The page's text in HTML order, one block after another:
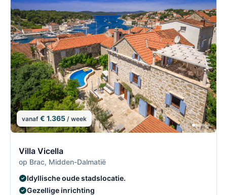
vanaf € 1.365 / week
Villa Vicella
op Brac, Midden-Dalmatië
Idyllische oude stadslocatie.
Gezellige inrichting